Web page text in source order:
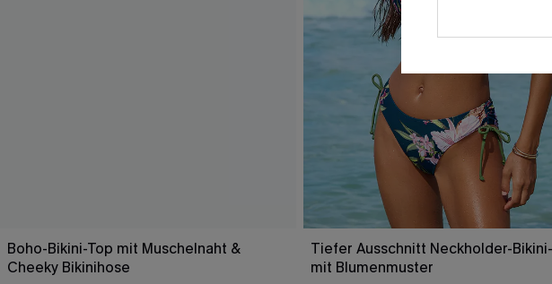
Boho-Bikini-Top mit Muschelnaht &
Cheeky Bikinihose
Tiefer Ausschnitt Neckholder-
mit Blumenmuster